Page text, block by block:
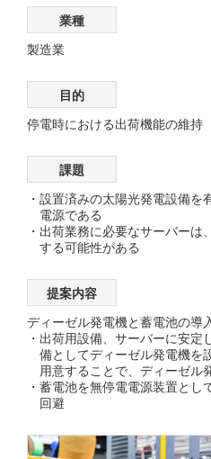
業種
製造業
目的
停電時における出荷機能の維持
課題
設置済みの太陽光発電設備を
電源である
出荷業務に必要なサーバーは
する可能性がある
提案内容
ディーゼル発電機と蓄電池の導
出荷用設備、サーバーに安定
備としてディーゼル発電機を
用意することで、ディーゼル
蓄電池を無停電電源装置とし
回避